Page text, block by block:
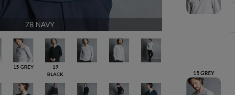
78 NAVY
15 GREY
19
BLACK
15 GREY